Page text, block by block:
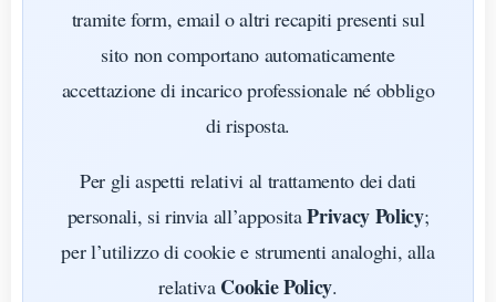
tramite form, email o altri recapiti presenti sul
sito non comportano automaticamente
accettazione di incarico professionale né obbligo
di risposta.
Per gli aspetti relativi al trattamento dei dati
personali, si rinvia all’appositaPrivacy Policy;
per l’utilizzo di cookie e strumenti analoghi, alla
relativa Cookie Policy.